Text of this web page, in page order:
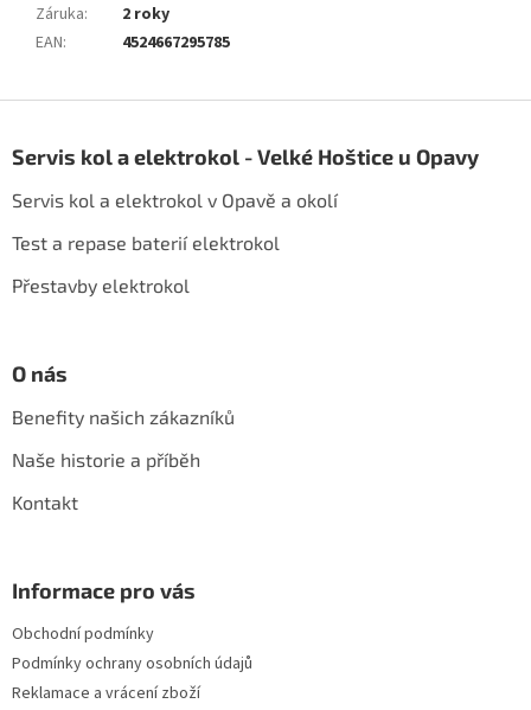
Záruka:
2 roky
EAN: 4524667295785
pServis kol a elektrokol - Velké Hoštice u Opavy
Servis kol a elektrokol v Opavě a okolí
Test a repase baterií elektrokol
Přestavby elektrokol
O nás
Benefity našich zákazníků
Naše historie a příběh
Kontakt
Informace pro vás
Obchodní podmínky
Podmínky ochrany osobních údajů
Reklamace a vrácení zboží